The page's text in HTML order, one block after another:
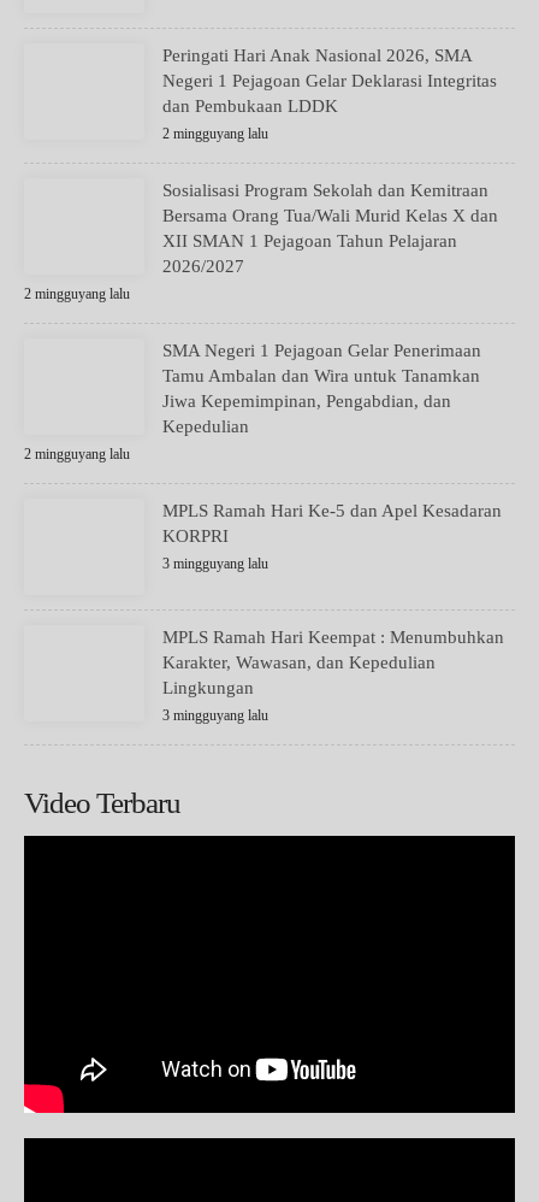
Peringati Hari Anak Nasional 2026, SMA
Negeri 1 Pejagoan Gelar Deklarasi Integritas
dan Pembukaan LDDK
2 mingguyang lalu
Sosialisasi Program Sekolah dan Kemitraan
Bersama Orang Tua/Wali Murid Kelas X dan
XII SMAN 1 Pejagoan Tahun Pelajaran
2026/2027
2 mingguyang lalu
SMA Negeri 1 Pejagoan Gelar Penerimaan
Tamu Ambalan dan Wira untuk Tanamkan
Jiwa Kepemimpinan, Pengabdian, dan
Kepedulian
2 mingguyang lalu
MPLS Ramah Hari Ke-5 dan Apel Kesadaran
KORPRI
3 mingguyang lalu
MPLS Ramah Hari Keempat : Menumbuhkan
Karakter, Wawasan, dan Kepedulian
Lingkungan
3 mingguyang lalu
Video Terbaru